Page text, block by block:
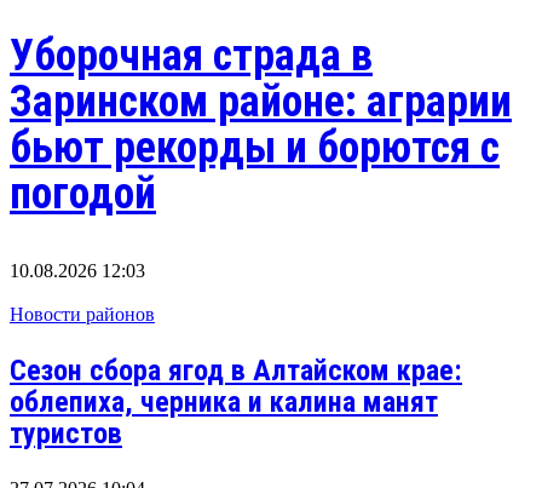
Уборочная страда в
Заринском районе: аграрии
бьют рекорды и борются с
погодой
10.08.2026 12:03
Новости районов
Сезон сбора ягод в Алтайском крае:
облепиха, черника и калина манят
туристов